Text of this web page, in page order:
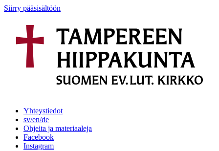
Siirry pääsisältöön
Yhteystiedot
sv/en/de
Ohjeita ja materiaaleja
Facebook
Instagram